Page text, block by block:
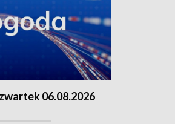
06.08.2026